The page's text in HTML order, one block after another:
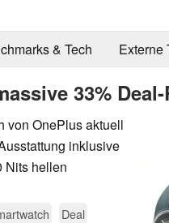
& Tech Externe
33%
von OnePlus aktuell
inklusive
Nits hellen
Deal